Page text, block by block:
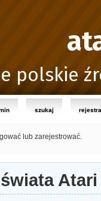
polskie
szukaj
lub zarejestrować.
Atari